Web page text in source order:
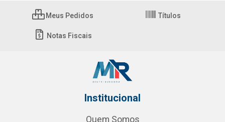
Meus Pedidos Títulos
Notas Fiscais
Institucional
Quem Somos